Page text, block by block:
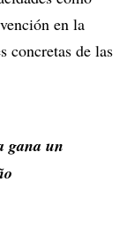
en la
concretas de las
gana un